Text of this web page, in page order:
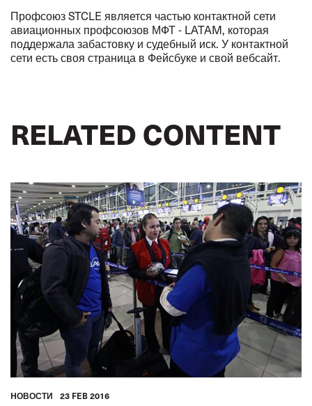
Профсоюз STCLE является частью контактной сети
авиационных профсоюзов МФТ - LATAM, которая
поддержала забастовку и судебный иск. У контактной
сети есть своя страница в Фейсбуке и свой вебсайт.
RELATED CONTENT
HОВОСТИ 23 FEB 2016